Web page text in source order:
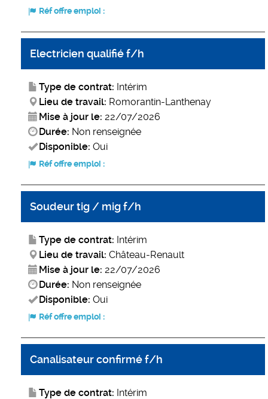
Réf offre emploi :
Electricien qualifié f/h
Type de contrat: Intérim
Lieu de travail: Romorantin-Lanthenay
Mise à jour le: 22/07/2026
Durée: Non renseignée
Disponible: Oui
Réf offre emploi :
Soudeur tig / mig f/h
Type de contrat: Intérim
Lieu de travail: Château-Renault
Mise à jour le: 22/07/2026
Durée: Non renseignée
Disponible: Oui
Réf offre emploi :
Canalisateur confirmé f/h
Type de contrat: Intérim